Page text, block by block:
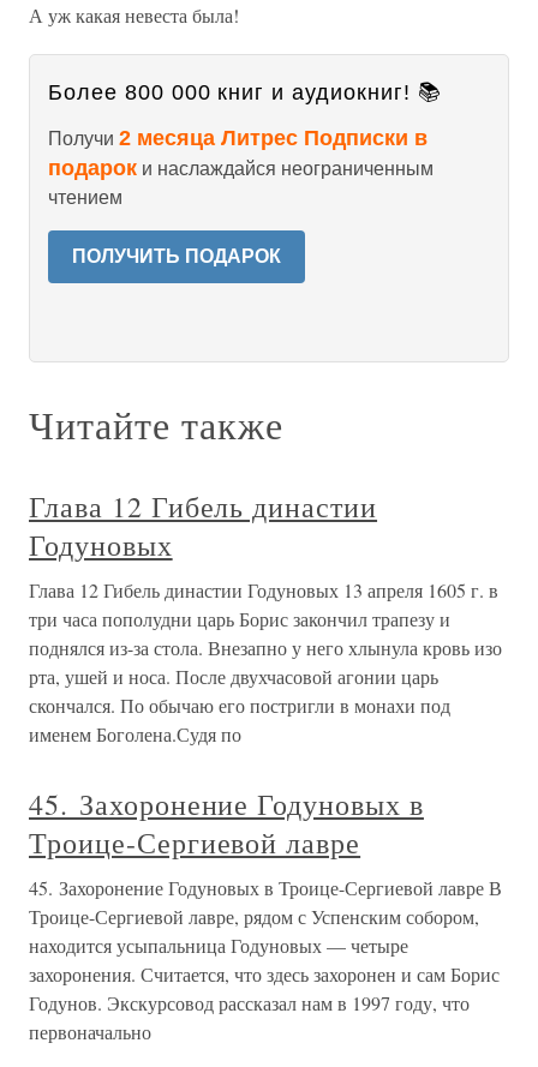
А уж какая невеста была!
Более 800 000 книг и аудиокниг! 📚
Получи 2 месяца Литрес Подписки в
подарок и наслаждайся неограниченным
чтением
ПОЛУЧИТЬ ПОДАРОК
Читайте также
Глава 12 Гибель династии
Годуновых
Глава 12 Гибель династии Годуновых 13 апреля 1605 г. в
три часа пополудни царь Борис закончил трапезу и
поднялся из-за стола. Внезапно у него хлынула кровь изо
рта, ушей и носа. После двухчасовой агонии царь
скончался. По обычаю его постригли в монахи под
именем Боголена.Судя по
45. Захоронение Годуновых в
Троице-Сергиевой лавре
45. Захоронение Годуновых в Троице-Сергиевой лавре В
Троице-Сергиевой лавре, рядом с Успенским собором,
находится усыпальница Годуновых — четыре
захоронения. Считается, что здесь захоронен и сам Борис
Годунов. Экскурсовод рассказал нам в 1997 году, что
первоначально